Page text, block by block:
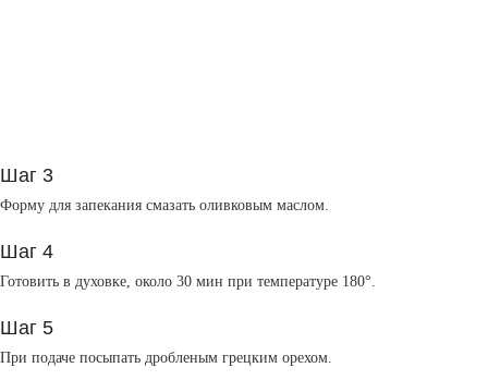
Шаг 3
Форму для запекания смазать оливковым маслом.
Шаг 4
Готовить в духовке, около 30 мин при температуре 180°.
Шаг 5
При подаче посыпать дробленым грецким орехом.